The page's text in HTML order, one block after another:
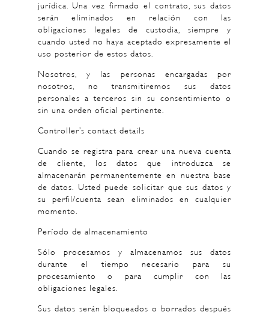
jurídica. Una vez firmado el contrato, sus datos
serán eliminados en relación con las
obligaciones legales de custodia, siempre y
cuando usted no haya aceptado expresamente el
uso posterior de estos datos.
Nosotros, y las personas encargadas por
nosotros, no transmitiremos sus datos
personales a terceros sin su consentimiento o
sin una orden oficial pertinente.
Controller’s contact details
Cuando se registra para crear una nueva cuenta
de cliente, los datos que introduzca se
almacenarán permanentemente en nuestra base
de datos. Usted puede solicitar que sus datos y
su perfil/cuenta sean eliminados en cualquier
momento.
Período de almacenamiento
Sólo procesamos y almacenamos sus datos
durante el tiempo necesario para su
procesamiento o para cumplir con las
obligaciones legales.
Sus datos serán bloqueados o borrados después